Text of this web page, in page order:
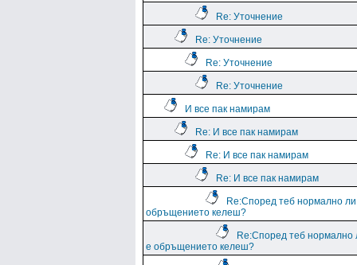
Re: Уточнение
Re: Уточнение
Re: Уточнение
Re: Уточнение
И все пак намирам
Re: И все пак намирам
Re: И все пак намирам
Re: И все пак намирам
Re:Според теб нормално
обръщението келеш?
Re:Според теб нормално
е обръщението келеш?